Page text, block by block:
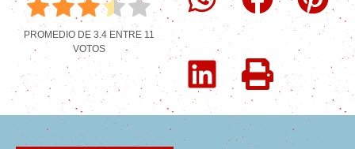
PROMEDIO DE 3.4ENTRE 11
VOTOS